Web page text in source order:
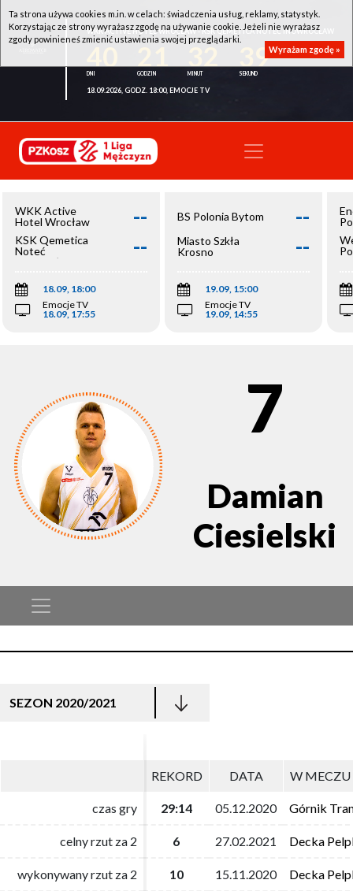
WKK ACTIVE HOTEL WROCŁAW - KSK QEMETICA NOTEĆ INOWROCŁAW
39
18.09.2026, GODZ. 18:00, EMOCJE TV
WKK Active
Hotel Wrocław
--
KSK Qemetica
Noteć
Inowrocław
--
18.09, 18:00
Emocje TV
18.09, 17:55
BS Polonia Bytom --
Miasto Szkła
Krosno
--
19.09, 15:00
Emocje TV
19.09, 14:55
7
Damian
Ciesielski
SEZON 2020/2021
REKORD DATA W MECZU
czas gry 29:14 05.12.2020 Górnik
celny rzut za 2 6 27.02.2021 Decka
wykonywany rzut za 2 10 15.11.2020 Decka
REKORD DATA W MECZU
czas gry 29:14 05.12.2020 Górnik
celny rzut za 2 6 27.02.2021 Decka
wykonywany rzut za 2 10 15.11.2020 Decka
Ta strona używa cookies m.in. w celach: świadczenia usług, reklamy, statystyk.
Korzystając ze strony wyrażasz zgodę na używanie cookie. Jeżeli nie wyrażasz
zgody powinieneś zmienić ustawienia swojej przeglądarki.
Wyrażam zgodę »